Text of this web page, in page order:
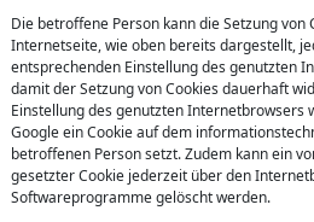
Die betroffene Person kann die Setzung von
Internetseite, wie oben bereits dargestellt,
entsprechenden Einstellung des genutzten
damit der Setzung von Cookies dauerhaft
Einstellung des genutzten Internetbrowsers
Google ein Cookie auf dem
betroffenen Person setzt. Zudem kann ein
gesetzter Cookie jederzeit über den
Softwareprogramme gelöscht werden.